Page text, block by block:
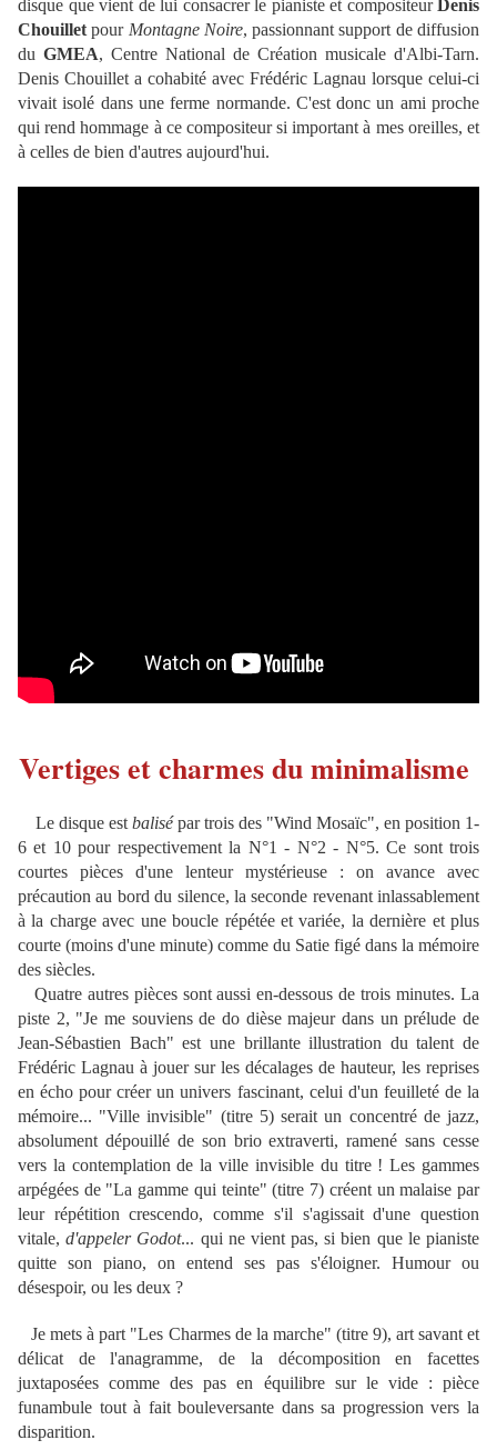
disque que vient de lui consacrer le pianiste et compositeurDenis
Chouilletpour Montagne Noire, passionnant support de diffusion
du GMEA, Centre National de Création musicale d'Albi-Tarn.
Denis Chouillet a cohabité avec Frédéric Lagnau lorsque celui-ci
vivait isolé dans une ferme normande. C'est donc un ami proche
qui rend hommage à ce compositeur si important à mes oreilles, et
à celles de bien d'autres aujourd'hui.
Vertiges et charmes du minimalisme
Le disque est balisépar trois des "Wind Mosaïc", en position 1-
6 et 10 pour respectivement la N°1 - N°2 - N°5. Ce sont trois
courtes pièces d'une lenteur mystérieuse : on avance avec
précaution au bord du silence, la seconde revenant inlassablement
à la charge avec une boucle répétée et variée, la dernière et plus
courte (moins d'une minute) comme du Satie figé dans la mémoire
des siècles.
Quatre autres pièces sont aussi en-dessous de trois minutes. La
piste 2, "Je me souviens de do dièse majeur dans un prélude de
Jean-Sébastien Bach" est une brillante illustration du talent de
Frédéric Lagnau à jouer sur les décalages de hauteur, les reprises
en écho pour créer un univers fascinant, celui d'un feuilleté de la
mémoire... "Ville invisible" (titre 5) serait un concentré de jazz,
absolument dépouillé de son brio extraverti, ramené sans cesse
vers la contemplation de la ville invisible du titre ! Les gammes
arpégées de "La gamme qui teinte" (titre 7) créent un malaise par
leur répétition crescendo, comme s'il s'agissait d'une question
vitale,d'appeler Godot... qui ne vient pas, si bien que le pianiste
quitte son piano, on entend ses pas s'éloigner. Humour ou
désespoir, ou les deux ?
Je mets à part "Les Charmes de la marche" (titre 9), art savant et
délicat de l'anagramme, de la décomposition en facettes
juxtaposées comme des pas en équilibre sur le vide : pièce
funambule tout à fait bouleversante dans sa progression vers la
disparition.